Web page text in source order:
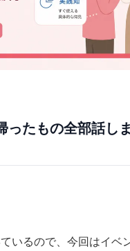
ったもの全部話し
いるので、今回はイベ